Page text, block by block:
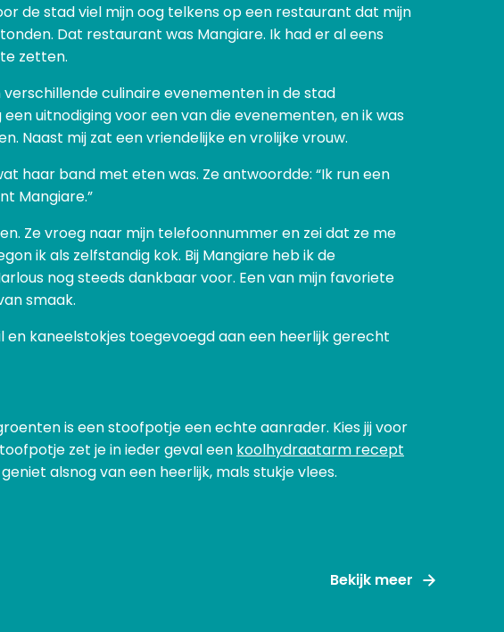
de stad viel mijn oog telkens op een restaurant dat mijn
Dat restaurant was Mangiare. Ik had er al eens
zetten.
culinaire evenementen in de stad
uitnodiging voor een van die evenementen, en ik was
Naast mij zat een vriendelijke en vrolijke vrouw.
haar band met eten was. Ze antwoordde: “Ik run een
Mangiare.”
Ze vroeg naar mijn telefoonnummer en zei dat ze me
ik als zelfstandig kok. Bij Mangiare heb ik de
nog steeds dankbaar voor. Een van mijn favoriete
smaak.
kaneelstokjes toegevoegd aan een heerlijk gerecht
is een stoofpotje een echte aanrader. Kies jij voor
zet je in ieder geval een koolhydraatarm recept
alsnog van een heerlijk, mals stukje vlees.
Bekijk meer